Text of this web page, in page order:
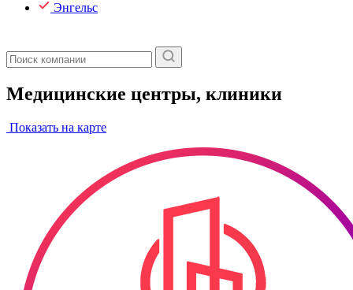
Энгельс
Медицинские центры, клиники
Показать на карте